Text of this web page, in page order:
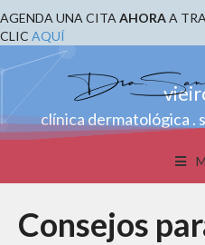
AGENDA UNA CITA AHORAA
CLIC AQUÍ
clínica dermatológica .
Consejos